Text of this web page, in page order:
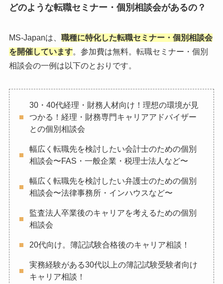
どのような転職セミナー・個別相談会があるの？
MS-Japanは、 職種に特化した転職セミナー・個別相談会
を開催しています。参加費は無料。転職セミナー・個別
相談会の一例は以下のとおりです。
30・40代経理・財務人材向け！理想の環境が見
つかる！経理・財務専門キャリアアドバイザー
との個別相談会
幅広く転職先を検討したい会計士のための個別
相談会〜FAS・一般企業・税理士法人など〜
幅広く転職先を検討したい弁護士のための個別
相談会〜法律事務所・インハウスなど〜
監査法人卒業後のキャリアを考えるための個別
相談会
20代向け。簿記試験合格後のキャリア相談！
実務経験がある30代以上の簿記試験受験者向け
キャリア相談！